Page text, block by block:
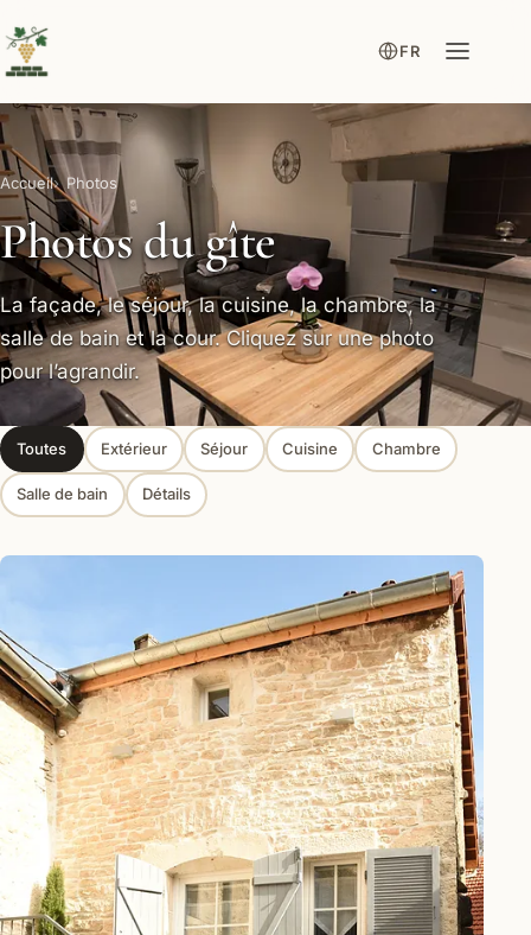
FR
Accueil Photos
Photos du gîte
La façade, le séjour, la cuisine, la chambre, la
salle de bain et la cour. Cliquez sur une photo
pour l’agrandir.
Toutes Extérieur Séjour Cuisine Chambre
Salle de bain Détails